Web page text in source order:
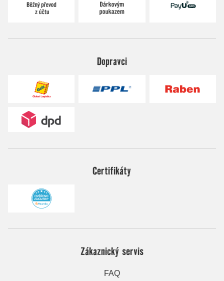
Dopravci
Certifikáty
Zákaznický servis
FAQ